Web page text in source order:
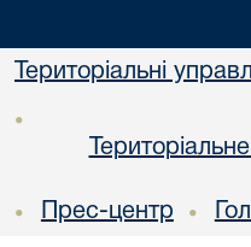
Територіальні
•
• Прес-центр •